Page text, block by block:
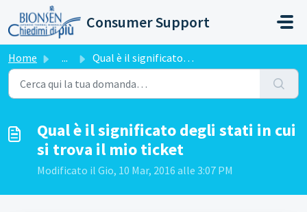
Salta al contenuto principale
Consumer Support
Home ... Qual è il significato degli stati in cui si trova il mio ...
Qual è il significato degli stati in cui
si trova il mio ticket
Modificato il Gio, 10 Mar, 2016 alle 3:07 PM